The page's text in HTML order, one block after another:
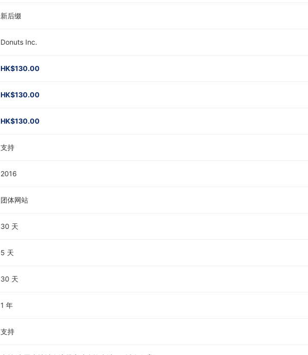
新后缀
Donuts Inc.
HK$130.00
HK$130.00
HK$130.00
支持
2016
团体网站
30 天
5 天
30 天
1 年
支持